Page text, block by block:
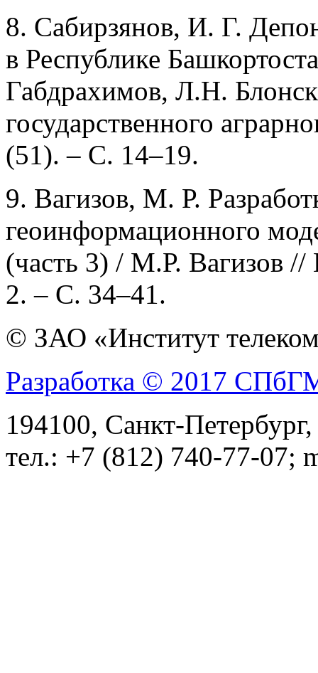
8. Сабирзянов, И. Г.
в Республике
Габдрахимов, Л.Н.
государственного
(51). – С. 14–19.
9. Вагизов, М. Р.
геоинформационного
(часть 3) / М.Р. Вагизов
2. – С. 34–41.
© ЗАО «Институт
Разработка © 2017
194100, Санкт-
тел.: +7 (812) 740-77-07;